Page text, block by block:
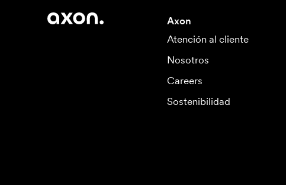
Axon
Atención al cliente
Nosotros
Careers
Sostenibilidad